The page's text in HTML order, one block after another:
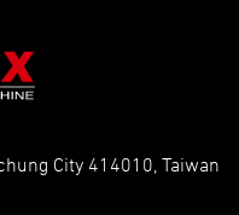
City 414010, Taiwan